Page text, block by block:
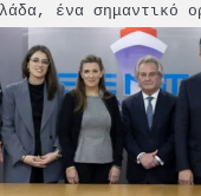
ένα σημαντικό
O Sir Στέλιου
επίτημος
PCT: Διπλή
υπεύθυνη
βιώσιμη